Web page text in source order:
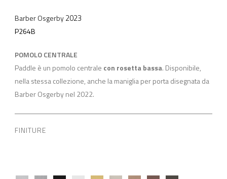
Barber Osgerby2023
P264B
POMOLO CENTRALE
Paddle è un pomolo centrale con rosetta bassa. Disponibile,
nella stessa collezione, anche la maniglia per porta disegnata da
Barber Osgerby nel 2022.
FINITURE